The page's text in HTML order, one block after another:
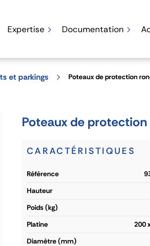
Expertise Documentation
et parkings Poteaux de protection
Poteaux de
CARACTÉRISTIQUES
référence
hauteur
poids (kg)
platine
200
diamètre (mm)